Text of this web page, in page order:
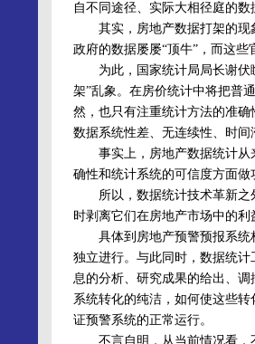
自不同途径、实际大相径庭的数
其实，房地产数据打架的现
政府的数据屡屡“顶牛”，而这些
为此，国家统计局局长谢伏
架”乱象。在房价统计中将把普
然，也只有注重统计方法的准
数据系统性差、无连续性、时间
事实上，房地产数据统计从来
确性和统计系统的可信度方面做
所以，数据统计技术革新之
时剥离它们在房地产市场中的利
具体到房地产预警预报系统构
独立进行。与此同时，数据统
息的分析、研究成果的给出、
系统转化的纯洁，如何使这些
证预警系统的正常运行。
不言自明，从当前情况看，不